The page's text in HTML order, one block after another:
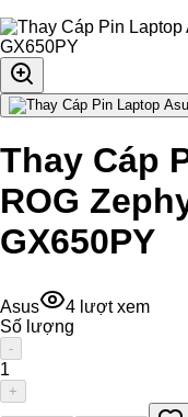
Thay Cáp
ROG
GX650PY
Asus 4 lượt xem
Số lượng
-
1
+